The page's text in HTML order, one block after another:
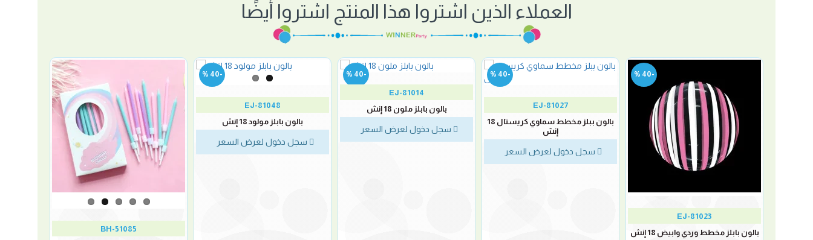
العملاء الذين اشتروا هذا المنتج اشتروا أيضًا
-40 %
EJ-81023
بالون بابلز مخطط وردي وابيض 18 إنش
-40 %
EJ-81027
بالون ببلز مخطط سماوي كريستال 18
إنش
سجل دخول لعرض السعر
-40 %
EJ-81014
بالون بابلز ملون 18 إنش
سجل دخول لعرض السعر
-40 %
EJ-81048
بالون بابلز مولود 18 إنش
سجل دخول لعرض السعر
BH-51085